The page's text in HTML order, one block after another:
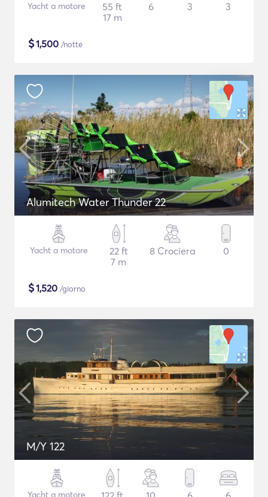
Yacht a motore
55 ft
17 m
6 3 3
$1,500 /notte
Alumitech Water Thunder 22
Yacht a motore
22 ft
7 m
8 Crociera 0
$1,520 /giorno
M/Y 122
Yacht a motore